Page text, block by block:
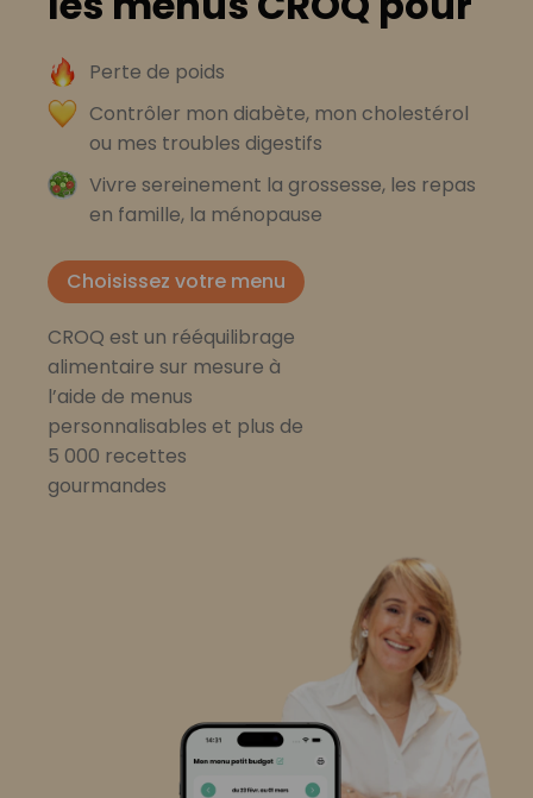
Perte de poids
Contrôler mon diabète, mon cholestérol
ou mes troubles digestifs
Vivre sereinement la grossesse, les repas
en famille, la ménopause
Choisissez votre menu
CROQ est un rééquilibrage
alimentaire sur mesure à
l’aide de menus
personnalisables et plus de
5 000 recettes
gourmandes